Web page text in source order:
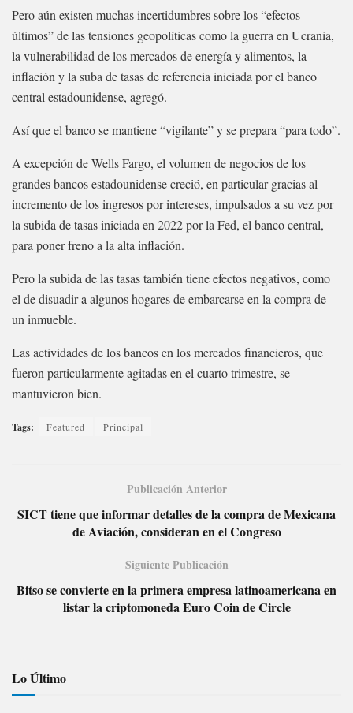
Pero aún existen muchas incertidumbres sobre los “efectos
últimos” de las tensiones geopolíticas como la guerra en Ucrania,
la vulnerabilidad de los mercados de energía y alimentos, la
inflación y la suba de tasas de referencia iniciada por el banco
central estadounidense, agregó.
Así que el banco se mantiene “vigilante” y se prepara “para todo”.
A excepción de Wells Fargo, el volumen de negocios de los
grandes bancos estadounidense creció, en particular gracias al
incremento de los ingresos por intereses, impulsados a su vez por
la subida de tasas iniciada en 2022 por la Fed, el banco central,
para poner freno a la alta inflación.
Pero la subida de las tasas también tiene efectos negativos, como
el de disuadir a algunos hogares de embarcarse en la compra de
un inmueble.
Las actividades de los bancos en los mercados financieros, que
fueron particularmente agitadas en el cuarto trimestre, se
mantuvieron bien.
Tags: Featured Principal
Publicación Anterior
SICT tiene que informar detalles de la compra de Mexicana
de Aviación, consideran en el Congreso
Siguiente Publicación
Bitso se convierte en la primera empresa latinoamericana en
listar la criptomoneda Euro Coin de Circle
Lo Último